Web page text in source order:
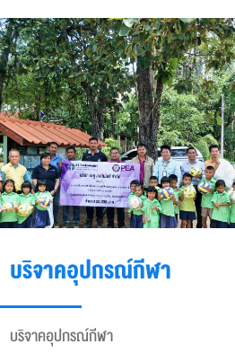
บริจาคอุปกรณ์กีฬา
บริจาคอุปกรณ์กีฬา